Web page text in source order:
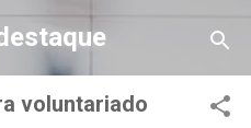
principal
voluntariado